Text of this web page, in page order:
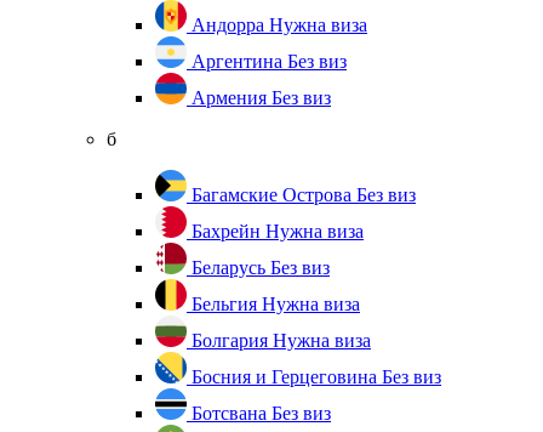
Андорра Нужна виза
Аргентина Без виз
Армения Без виз
б
Багамские Острова Без виз
Бахрейн Нужна виза
Беларусь Без виз
Бельгия Нужна виза
Болгария Нужна виза
Босния и Герцеговина Без виз
Ботсвана Без виз